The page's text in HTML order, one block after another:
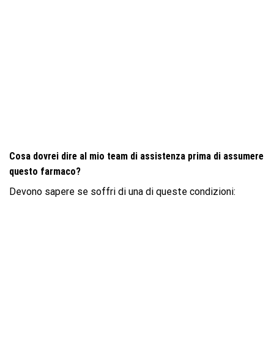
Cosa dovrei dire al mio team di assistenza prima di assumere
questo farmaco?
Devono sapere se soffri di una di queste condizioni: